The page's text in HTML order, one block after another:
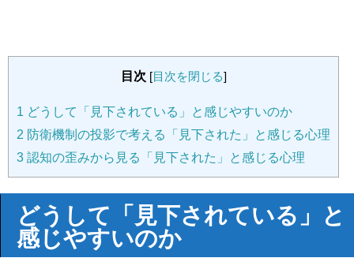
目次 [目次を閉じる]
1 どうして「見下されている」と感じやすいのか
2 防衛機制の投影で考える「見下された」と感じる心理
3 認知の歪みから見る「見下された」と感じる心理
どうして「見下されている」と
感じやすいのか